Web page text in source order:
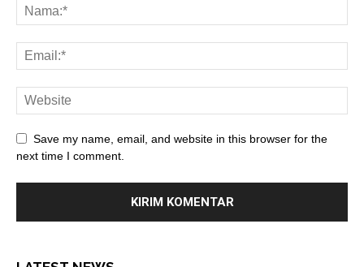
Save my name, email, and website in this browser for the
next time I comment.